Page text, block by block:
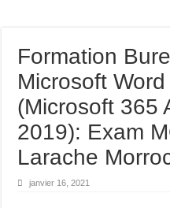
Formation
Microsoft
(Microsoft 365
2019): Exam
Larache
janvier 16, 2021